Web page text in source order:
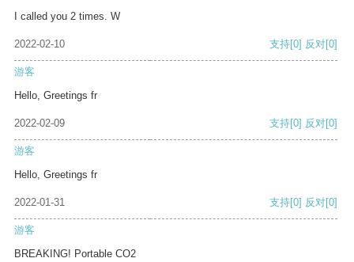
I called you 2 times. W
2022-02-10 支持[0] 反对[0]
游客
Hello, Greetings fr
2022-02-09 支持[0] 反对[0]
游客
Hello, Greetings fr
2022-01-31 支持[0] 反对[0]
游客
BREAKING! Portable CO2